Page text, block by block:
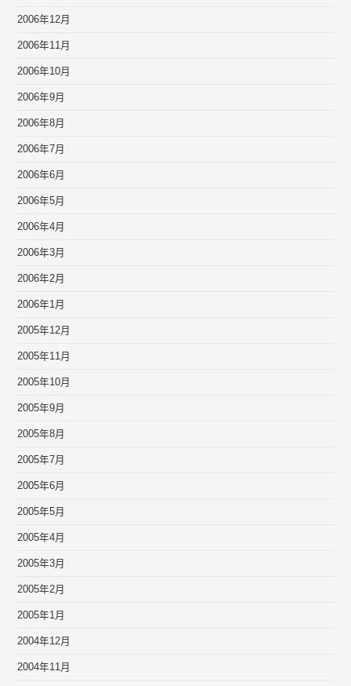
2006年12月
2006年11月
2006年10月
2006年9月
2006年8月
2006年7月
2006年6月
2006年5月
2006年4月
2006年3月
2006年2月
2006年1月
2005年12月
2005年11月
2005年10月
2005年9月
2005年8月
2005年7月
2005年6月
2005年5月
2005年4月
2005年3月
2005年2月
2005年1月
2004年12月
2004年11月